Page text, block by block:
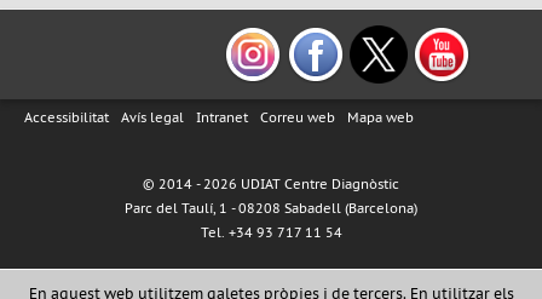
Accessibilitat Avís legal Intranet Correu web Mapa web
© 2014 -2026 UDIAT Centre Diagnòstic
Parc del Taulí, 1 - 08208 Sabadell (Barcelona)
Tel. +34 93 717 11 54
En aquest web utilitzem galetes pròpies i de tercers. En utilitzar els